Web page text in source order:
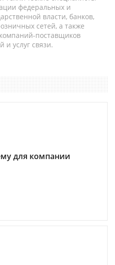
федеральных и
власти, банков,
сетей, а также
поставщиков
услуг связи.
для компании